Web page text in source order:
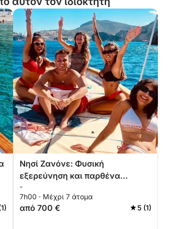
Νησί Ζανόνε: Φυσική
εξερεύνηση και παρθένα
πανοράματα
-
7h00 · Μέχρι 7 άτομα
από 700 € 5 (1)